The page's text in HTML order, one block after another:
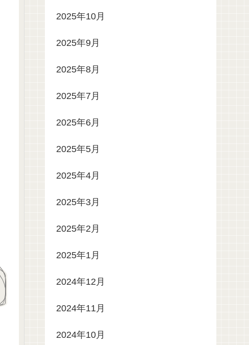
2025年10月
2025年9月
2025年8月
2025年7月
2025年6月
2025年5月
2025年4月
2025年3月
2025年2月
2025年1月
2024年12月
2024年11月
2024年10月